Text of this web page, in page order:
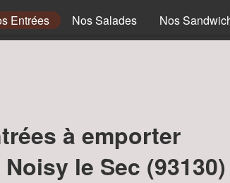
Entrées Nos Salades Nos
à emporter
le Sec (93130)